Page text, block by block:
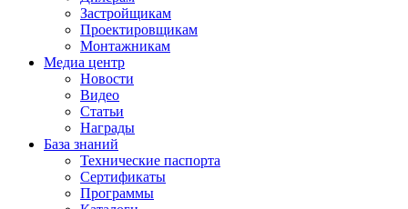
Застройщикам
Проектировщикам
Монтажникам
Медиа центр
Новости
Видео
Статьи
Награды
База знаний
Технические паспорта
Сертификаты
Программы